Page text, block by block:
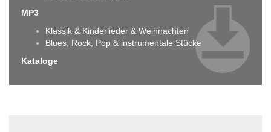
MP3
Klassik & Kinderlieder & Weihnachten
Blues, Rock, Pop & instrumentale Stücke
Kataloge